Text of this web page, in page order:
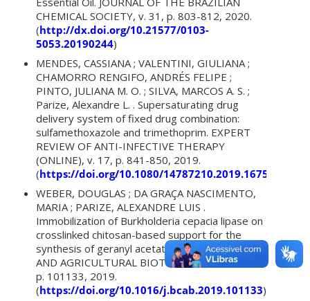
CHEMICAL SOCIETY, v. 31, p. 803-812, 2020.
(http://dx.doi.org/10.21577/0103-
5053.20190244)
MENDES, CASSIANA ; VALENTINI, GIULIANA ;
CHAMORRO RENGIFO, ANDRÉS FELIPE ;
PINTO, JULIANA M. O. ; SILVA, MARCOS A. S. ;
Parize, Alexandre L. . Supersaturating drug
delivery system of fixed drug combination:
sulfamethoxazole and trimethoprim. EXPERT
REVIEW OF ANTI-INFECTIVE THERAPY
(ONLINE), v. 17, p. 841-850, 2019.
(https://doi.org/10.1080/14787210.2019.1675508
WEBER, DOUGLAS ; DA GRAÇA NASCIMENTO,
MARIA ; PARIZE, ALEXANDRE LUIS .
Immobilization of Burkholderia cepacia lipase on
crosslinked chitosan-based support for the
synthesis of geranyl acetate. BIOCATALYSIS
AND AGRICULTURAL BIOTECHNOLOGY, v. 19,
p. 101133, 2019.
(https://doi.org/10.1016/j.bcab.2019.101133)